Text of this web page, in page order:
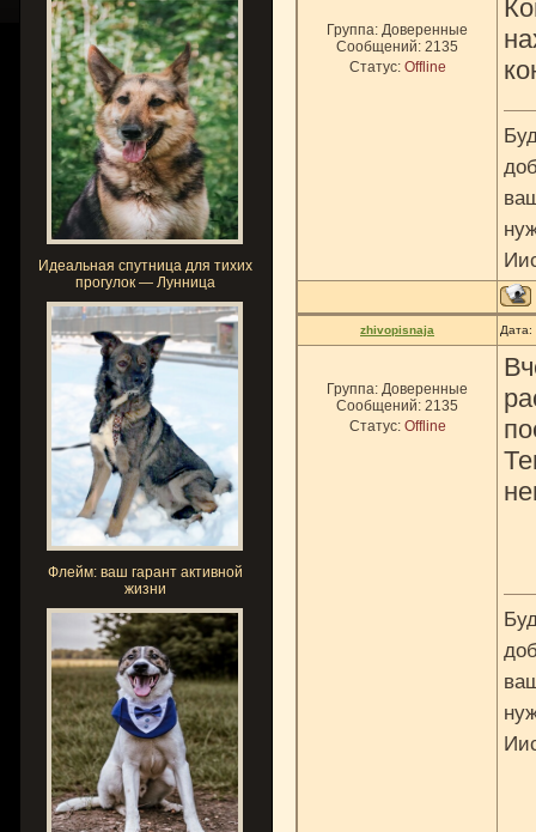
Идеальная спутница для тихих
прогулок — Лунница
Флейм: ваш гарант активной
жизни
Группа: Доверенные
Сообщений: 2135
Статус: Offline
zhivopisnaja Дата:
Группа: Доверенные
Сообщений: 2135
Статус: Offline